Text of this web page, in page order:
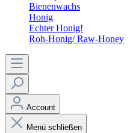
Bienenwachs
Honig
Echter Honig!
Roh-Honig/ Raw-Honey
Account
Menü schließen